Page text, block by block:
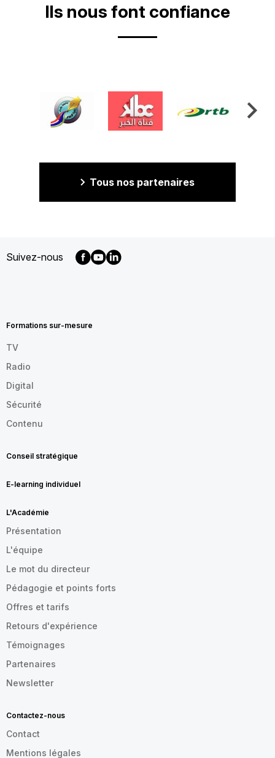
Ils nous font confiance
Tous nos partenaires
Suivez-nous
FR
Formations sur-mesure
TV
Radio
Digital
Sécurité
Contenu
Conseil stratégique
E-learning individuel
L'Académie
Présentation
L'équipe
Le mot du directeur
Pédagogie et points forts
Offres et tarifs
Retours d'expérience
Témoignages
Partenaires
Newsletter
Contactez-nous
Contact
Mentions légales